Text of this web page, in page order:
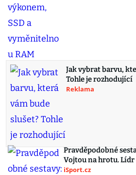
Jak vybrat barvu,
Tohle je rozhodující
Reklama
Pravděpodobné
Vojtou na hrotu. Lídr
iSport.cz